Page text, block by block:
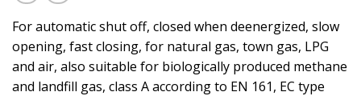
For automatic shut off, closed when deenergized, slow
opening, fast closing, for natural gas, town gas, LPG
and air, also suitable for biologically produced methane
and landfill gas, class A according to EN 161, EC type